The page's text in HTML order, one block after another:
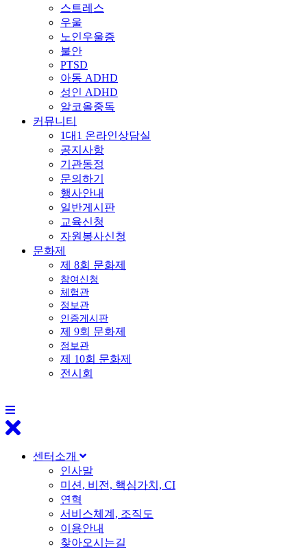
스트레스
우울
노인우울증
불안
PTSD
아동 ADHD
성인 ADHD
알코올중독
커뮤니티
1대1 온라인상담실
공지사항
기관동정
문의하기
행사안내
일반게시판
교육신청
자원봉사신청
문화제
제 8회 문화제
참여신청
체험관
정보관
인증게시판
제 9회 문화제
정보관
제 10회 문화제
전시회
센터소개
인사말
미션, 비전, 핵심가치, CI
연혁
서비스체계, 조직도
이용안내
찾아오시는길